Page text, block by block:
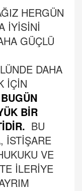
HERGÜN
İYİSİNİ
GÜÇLÜ
DAHA
İÇİN
BUGÜN
BİR
BU
İSTİŞARE
VE
İLERİYE